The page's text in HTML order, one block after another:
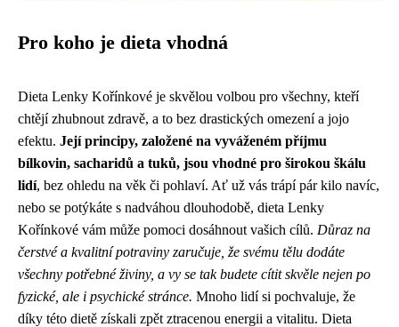
Pro koho je dieta vhodná
Dieta Lenky Kořínkové je skvělou volbou pro všechny, kteří
chtějí zhubnout zdravě, a to bez drastických omezení a jojo
efektu. Její principy, založené na vyváženém příjmu
bílkovin, sacharidů a tuků, jsou vhodné pro širokou škálu
lidí, bez ohledu na věk či pohlaví. Ať už vás trápí pár kilo navíc,
nebo se potýkáte s nadváhou dlouhodobě, dieta Lenky
Kořínkové vám může pomoci dosáhnout vašich cílů. Důraz na
čerstvé a kvalitní potraviny zaručuje, že svému tělu dodáte
všechny potřebné živiny, a vy se tak budete cítit skvěle nejen po
fyzické, ale i psychické stránce. Mnoho lidí si pochvaluje, že
díky této dietě získali zpět ztracenou energii a vitalitu. Dieta